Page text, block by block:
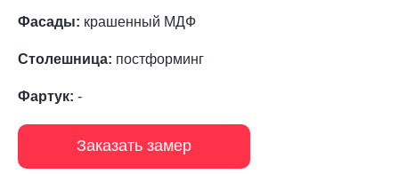
Фасады: крашенный МДФ
Столешница: постформинг
Фартук: -
Заказать замер